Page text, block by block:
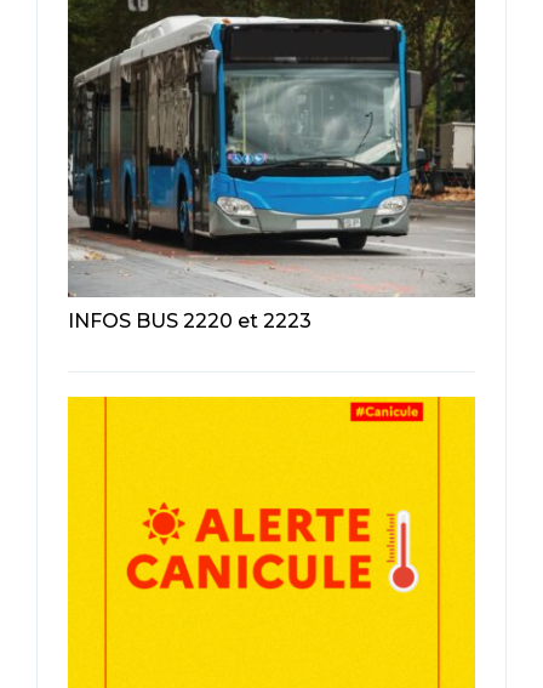
INFOS BUS 2220 et 2223